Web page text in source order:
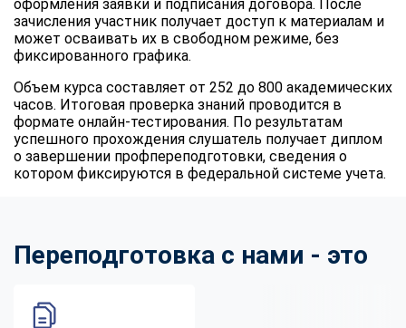
оформления заявки и подписания договора. После
зачисления участник получает доступ к материалам и
может осваивать их в свободном режиме, без
фиксированного графика.
Объем курса составляет от 252 до 800 академических
часов. Итоговая проверка знаний проводится в
формате онлайн-тестирования. По результатам
успешного прохождения слушатель получает диплом
о завершении профпереподготовки, сведения о
котором фиксируются в федеральной системе учета.
Переподготовка с нами - это